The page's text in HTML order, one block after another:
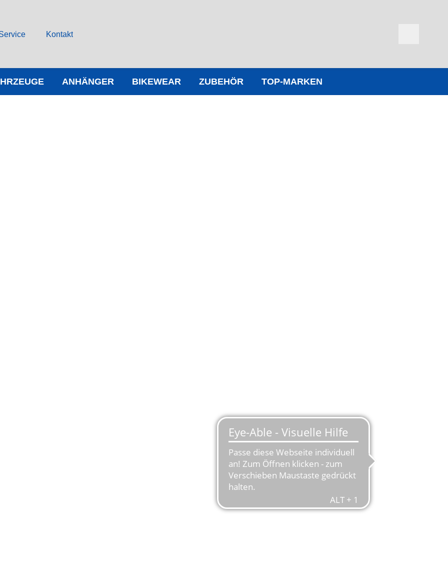
Kontakt
ANHÄNGER BIKEWEAR ZUBEHÖR TOP-MARKEN